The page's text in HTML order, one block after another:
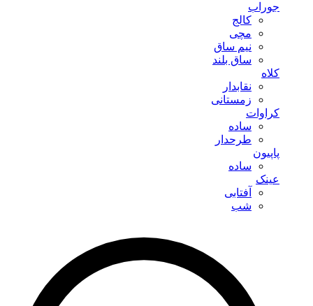
جوراب
کالج
مچی
نیم ساق
ساق بلند
کلاه
نقابدار
زمستانی
کراوات
ساده
طرحدار
پاپیون
ساده
عینک
آفتابی
شب